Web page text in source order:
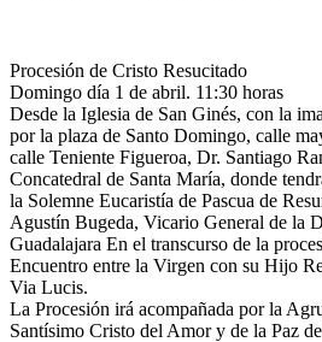
Procesión de Cristo Resucitado
Domingo día 1 de abril. 11:30 horas
Desde la Iglesia de San Ginés, con la
por la plaza de Santo Domingo, calle
calle Teniente Figueroa, Dr. Santiago
Concatedral de Santa María, donde
la Solemne Eucaristía de Pascua de
Agustín Bugeda, Vicario General de la
Guadalajara En el transcurso de la
Encuentro entre la Virgen con su Hijo
Via Lucis.
La Procesión irá acompañada por la
Santísimo Cristo del Amor y de la Paz